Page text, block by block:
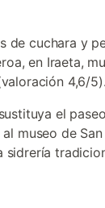
de cuchara y
en Iraeta,
4,6/5).
el
museo de
sidrería